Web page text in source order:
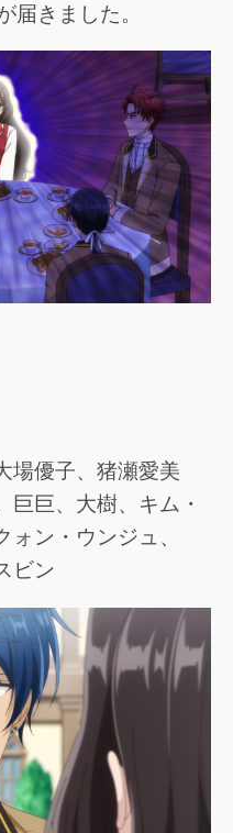
届きました。
場優子、猪瀬愛美
巨巨、大樹、キム・
ン・ウンジュ、
ビン